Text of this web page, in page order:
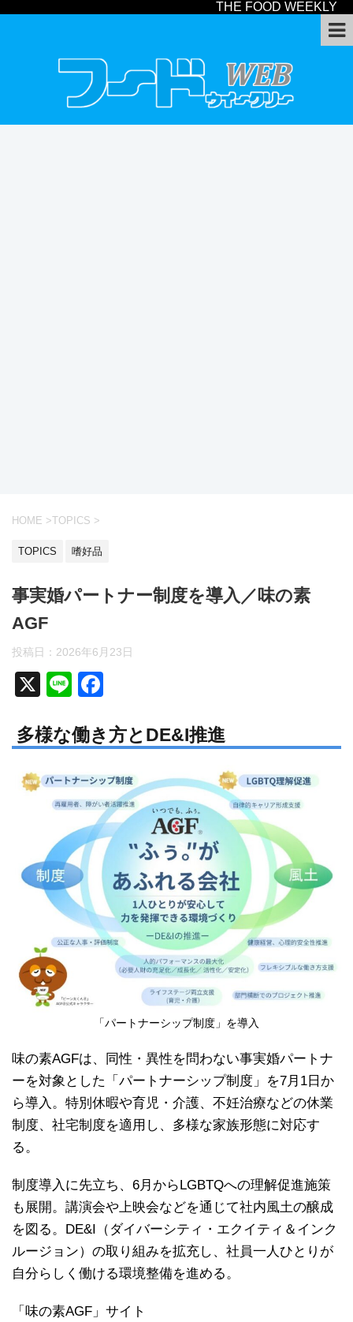
THE FOOD WEEKLY
HOME >TOPICS >
TOPICS 嗜好品
事実婚パートナー制度を導入／味の素
AGF
投稿日：2026年6月23日
X
Li
e
c
b
o
o
k
多様な働き方とDE&I推進
「パートナーシップ制度」を導入
味の素AGFは、同性・異性を問わない事実婚パートナ
ーを対象とした「パートナーシップ制度」を7月1日か
ら導入。特別休暇や育児・介護、不妊治療などの休業
制度、社宅制度を適用し、多様な家族形態に対応す
る。
制度導入に先立ち、6月からLGBTQへの理解促進施策
も展開。講演会や上映会などを通じて社内風土の醸成
を図る。DE&I（ダイバーシティ・エクイティ＆インク
ルージョン）の取り組みを拡充し、社員一人ひとりが
自分らしく働ける環境整備を進める。
「味の素AGF」サイト